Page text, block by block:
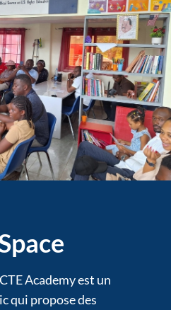
Academy est un
qui propose des